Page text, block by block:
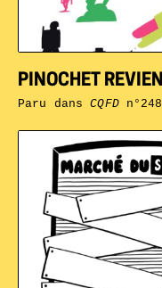
PINOCHET
Paru dansCQFD